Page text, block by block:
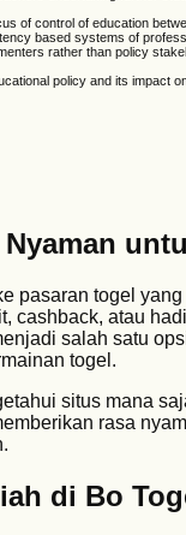
of control of education
based systems of
rather than policy
policy and its impact
pasaran togel
cashback, atau
salah satu
togel.
situs mana
rasa
di Bo